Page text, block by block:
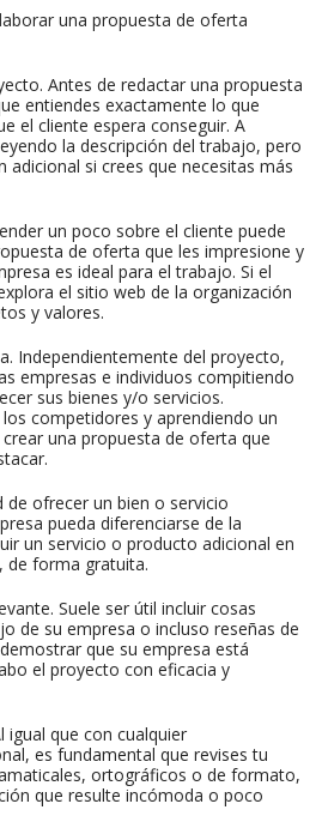
una propuesta de oferta
Antes de redactar una propuesta
entiendes exactamente lo que
el cliente espera conseguir. A
la descripción del trabajo, pero
adicional si crees que necesitas más
un poco sobre el cliente puede
de oferta que les impresione y
es ideal para el trabajo. Si el
el sitio web de la organización
y valores.
Independientemente del proyecto,
empresas e individuos compitiendo
sus bienes y/o servicios.
competidores y aprendiendo un
una propuesta de oferta que
de ofrecer un bien o servicio
pueda diferenciarse de la
un servicio o producto adicional en
de forma gratuita.
Suele ser útil incluir cosas
de su empresa o incluso reseñas de
que su empresa está
el proyecto con eficacia y
igual que con cualquier
es fundamental que revises tu
ortográficos o de formato,
que resulte incómoda o poco